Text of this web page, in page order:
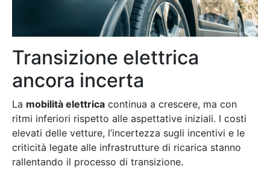
Transizione elettrica
ancora incerta
La mobilità elettrica continua a crescere, ma con
ritmi inferiori rispetto alle aspettative iniziali. I costi
elevati delle vetture, l’incertezza sugli incentivi e le
criticità legate alle infrastrutture di ricarica stanno
rallentando il processo di transizione.